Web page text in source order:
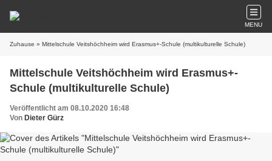
MENU
Zuhause » Mittelschule Veitshöchheim wird Erasmus+-Schule (multikulturelle Schule)
Mittelschule Veitshöchheim wird Erasmus+-
Schule (multikulturelle Schule)
Veröffentlicht am 08.10.2020 16:48
Von Dieter Gürz